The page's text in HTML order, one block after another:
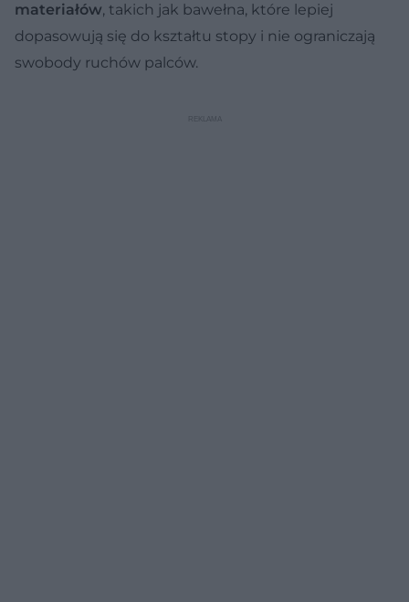
materiałów, takich jak bawełna, które lepiej
dopasowują się do kształtu stopy i nie ograniczają
swobody ruchów palców.